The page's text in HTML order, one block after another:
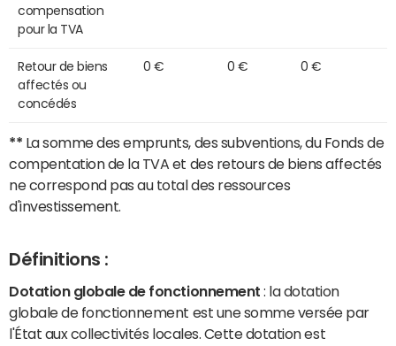
compensation
pour la TVA
Retour de biens
affectés ou
concédés
0 € 0 € 0 €
** La somme des emprunts, des subventions, du Fonds de
compentation de la TVA et des retours de biens affectés
ne correspond pas au total des ressources
d'investissement.
Définitions :
Dotation globale de fonctionnement : la dotation
globale de fonctionnement est une somme versée par
l'État aux collectivités locales. Cette dotation est